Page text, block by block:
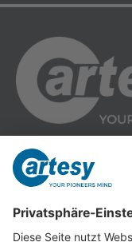
Cartesy GmbH
Am Industriepark 11
84453 Mühldorf a. Inn